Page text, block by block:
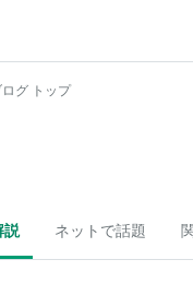
グ トップ
説 ネットで話題